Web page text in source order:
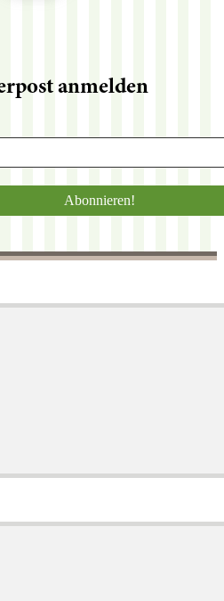
anmelden